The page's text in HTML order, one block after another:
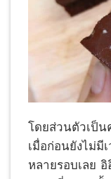
โดยส่วนตัว​เป็
เมื่อก่อนยังไม่มี
หลายรอบเลย